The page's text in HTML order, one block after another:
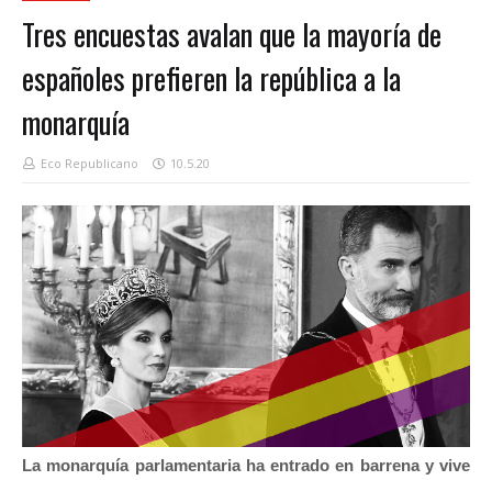
Tres encuestas avalan que la mayoría de
españoles prefieren la república a la
monarquía
Eco Republicano 10.5.20
La monarquía parlamentaria ha entrado en barrena y vive